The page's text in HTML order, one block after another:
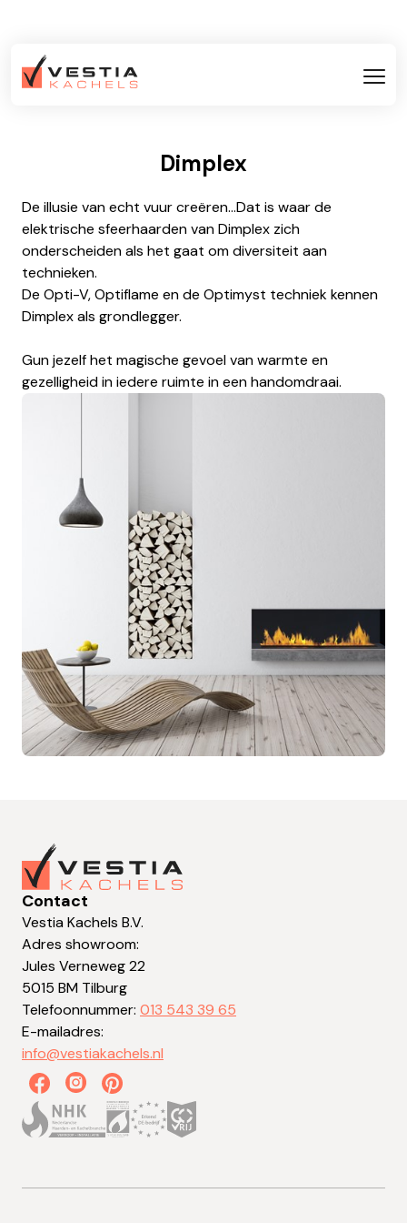
Dimplex
De illusie van echt vuur creëren...Dat is waar de
elektrische sfeerhaarden van Dimplex zich
onderscheiden als het gaat om diversiteit aan
technieken.
De Opti-V, Optiflame en de Optimyst techniek kennen
Dimplex als grondlegger.
Gun jezelf het magische gevoel van warmte en
gezelligheid in iedere ruimte in een handomdraai.
Contact
Vestia Kachels B.V.
Adres showroom:
Jules Verneweg 22
5015 BM Tilburg
Telefoonnummer: 013 543 39 65
E-mailadres:
info@vestiakachels.nl